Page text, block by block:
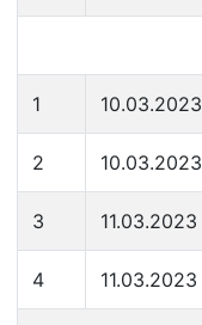
1 10.03.2023
2 10.03.2023
3 11.03.2023
4 11.03.2023